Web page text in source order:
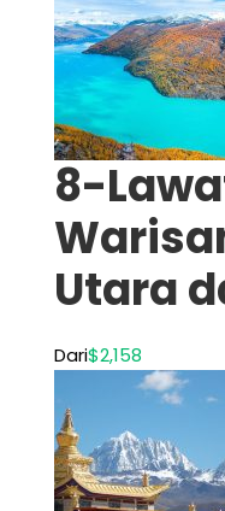
8-
Utara
Dari$2,158